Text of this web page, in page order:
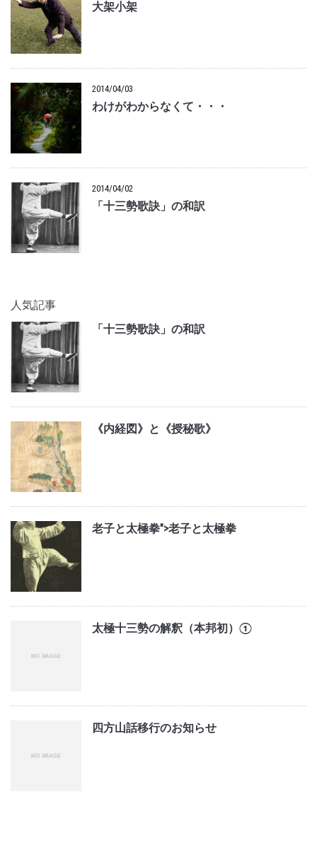
大架小架
2014/04/03
わけがわからなくて・・・
2014/04/02
「十三勢歌訣」の和訳
人気記事
「十三勢歌訣」の和訳
《内経図》と《授秘歌》
老子と太極拳">老子と太極拳
太極十三勢の解釈（本邦初）①
四方山話移行のお知らせ